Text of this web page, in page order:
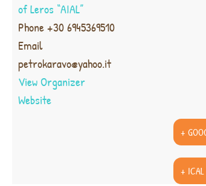
of Leros “AIAL”
Phone+30 6945369510
Email
petrokaravo@yahoo.it
View Organizer
Website
+
+ ICAL